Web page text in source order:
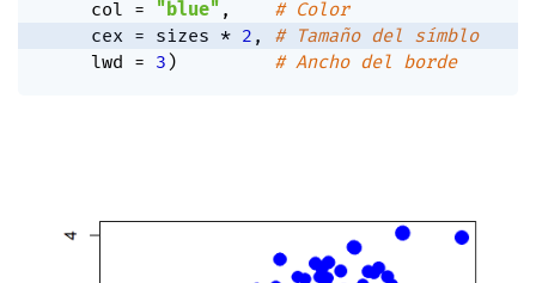
     col
= "blue" ,
# Color
     cex
= sizes * 2 ,
# Tamaño del símblo
     lwd
= 3 ) # Ancho del borde